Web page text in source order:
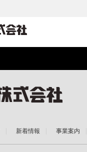
新着情報 事業案内